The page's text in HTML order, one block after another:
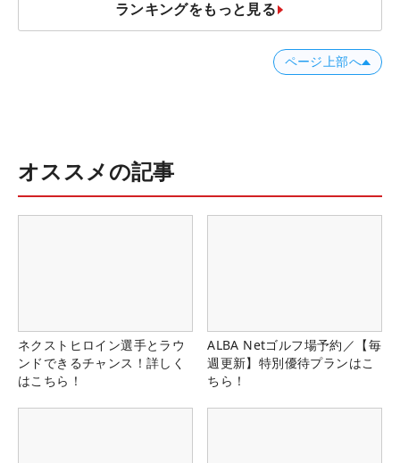
ランキングをもっと見る
ページ上部へ
オススメの記事
ネクストヒロイン選手とラウ
ンドできるチャンス！詳しく
はこちら！
ALBA Netゴルフ場予約／【毎
週更新】特別優待プランはこ
ちら！